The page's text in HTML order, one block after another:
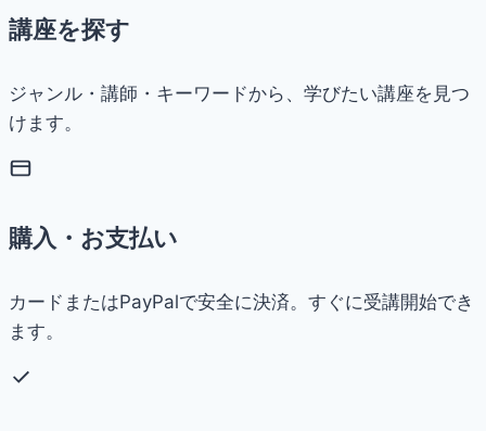
講座を探す
ジャンル・講師・キーワードから、学びたい講座を見つ
けます。
購入・お支払い
カードまたはPayPalで安全に決済。すぐに受講開始でき
ます。